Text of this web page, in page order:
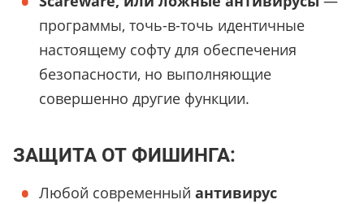
программы, точь-в-точь идентичные
настоящему софту для обеспечения
безопасности, но выполняющие
совершенно другие функции.
ЗАЩИТА ОТ ФИШИНГА:
Любой современный антивирус